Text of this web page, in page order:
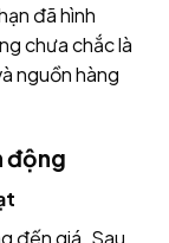
đã hình
chưa chắc là
nguồn hàng
động
đến giá. Sau